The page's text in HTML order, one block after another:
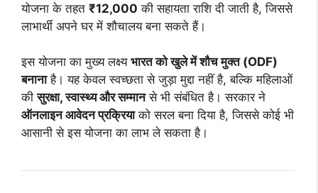
योजना के तहत ₹12,000 की सहायता राशि दी जाती है, जिससे
लाभार्थी अपने घर में शौचालय बना सकते हैं।
इस योजना का मुख्य लक्ष्य भारत को खुले में शौच मुक्त (ODF)
बनानाहै। यह केवल स्वच्छता से जुड़ा मुद्दा नहीं है, बल्कि महिलाओं
कीसुरक्षा, स्वास्थ्य और सम्मानसे भी संबंधित है। सरकार ने
ऑनलाइन आवेदन प्रक्रियाको सरल बना दिया है, जिससे कोई भी
आसानी से इस योजना का लाभ ले सकता है।